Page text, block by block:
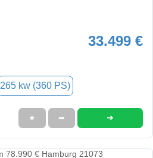
33.499 €
265 kw (360 PS)
★ ➦ ➜